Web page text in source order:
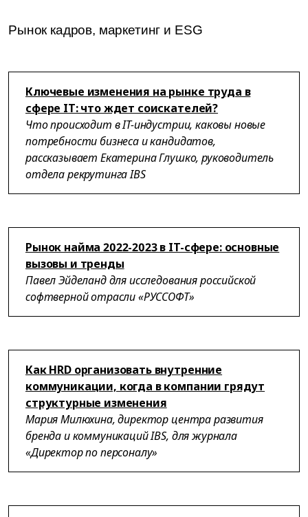
Рынок кадров, маркетинг и ESG
Ключевые изменения на рынке труда в
сфере IT: что ждет соискателей?
Что происходит в IT-индустрии, каковы новые
потребности бизнеса и кандидатов,
рассказывает Екатерина Глушко, руководитель
отдела рекрутинга IBS
Рынок найма 2022-2023 в IT-сфере: основные
вызовы и тренды
Павел Эйделанд для исследования российской
софтверной отрасли «РУССОФТ»
Как HRD организовать внутренние
коммуникации, когда в компании грядут
структурные изменения
Мария Милюхина, директор центра развития
бренда и коммуникаций IBS, для журнала
«Директор по персоналу»